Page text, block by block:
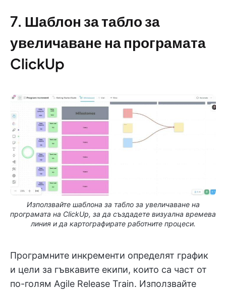
7. Шаблон за табло за
увеличаване на програмата
ClickUp
Използвайте шаблона за табло за увеличаване на
програмата на ClickUp, за да създадете визуална времева
линия и да картографирате работните процеси.
Програмните инкременти определят график
и цели за гъвкавите екипи, които са част от
по-голям Agile Release Train. Използвайте